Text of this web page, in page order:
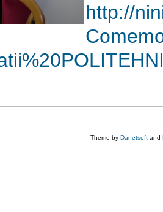
http://
Theme by Danetsoft and